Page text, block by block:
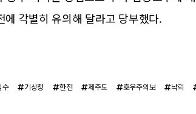
에 각별히 유의해 달라고 당부했다.
수 기상청 한전 제주도 호우주의보 낙뢰